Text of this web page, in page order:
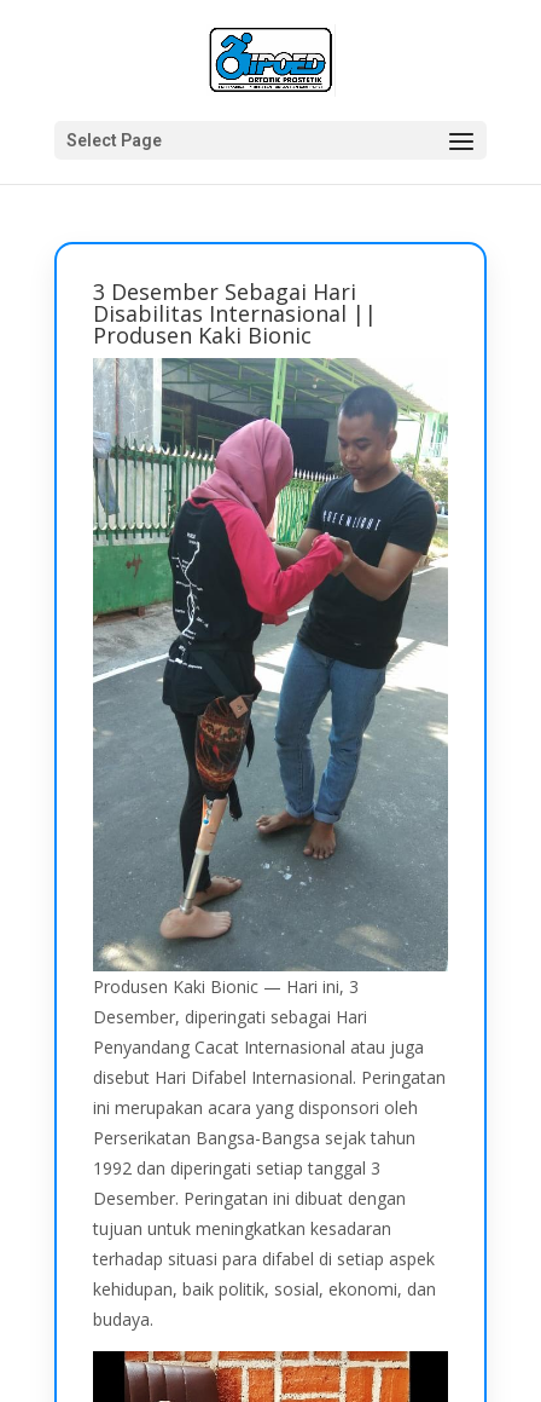
Select Page
3 Desember Sebagai Hari
Disabilitas Internasional ||
Produsen Kaki Bionic
Produsen Kaki Bionic — Hari ini, 3
Desember, diperingati sebagai Hari
Penyandang Cacat Internasional atau juga
disebut Hari Difabel Internasional. Peringatan
ini merupakan acara yang disponsori oleh
Perserikatan Bangsa-Bangsa sejak tahun
1992 dan diperingati setiap tanggal 3
Desember. Peringatan ini dibuat dengan
tujuan untuk meningkatkan kesadaran
terhadap situasi para difabel di setiap aspek
kehidupan, baik politik, sosial, ekonomi, dan
budaya.